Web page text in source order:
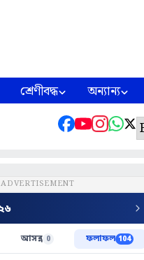
শ্রেণীবদ্ধ অন্যান্য
ADVERTISEMENT